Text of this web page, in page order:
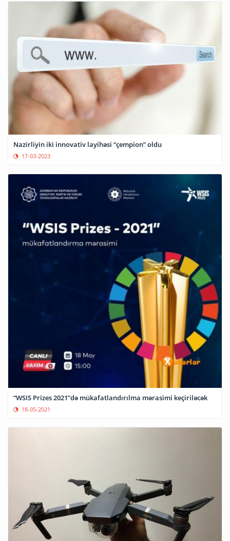
Nazirliyin iki innovativ layihəsi “çempion” oldu
17-03-2023
“WSIS Prizes 2021”də mükafatlandırılma mərasimi keçiriləcək
18-05-2021